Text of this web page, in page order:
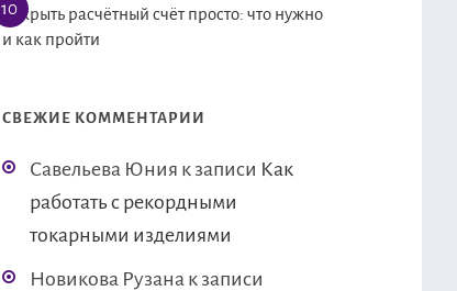
Открыть расчётный счёт просто: что нужно
и как пройти
СВЕЖИЕ КОММЕНТАРИИ
Савельева Юния к записи Как
работать с рекордными
токарными изделиями
Новикова Рузана к записи